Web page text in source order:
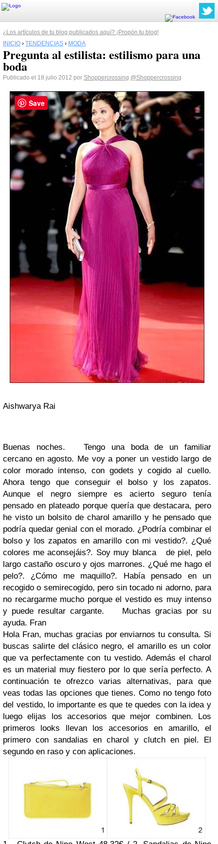
¿Los artículos de tu blog publicados aquí? ¡Propón tu blog!
INICIO › TENDENCIAS › MODA
Pregunta al estilista: estilismo para una
boda
Publicado el 18 julio 2012 por Shoppercrossing @Shoppercrossing
Aishwarya Rai
Buenas noches. Tengo una boda de un familiar
cercano en agosto. Me voy a poner un vestido largo de
color morado intenso, con godets y cogido al cuello.
Ahora tengo que conseguir el bolso y los zapatos.
Aunque el negro siempre es acierto seguro tenía
pensado en plateado porque quería que destacara, pero
he visto un bolsito de charol amarillo y he pensado que
podría quedar genial con el morado. ¿Podría combinar el
bolso y los zapatos en amarillo con mi vestido?. ¿Qué
colores me aconsejáis?. Soy muy blanca de piel, pelo
largo castaño oscuro y ojos marrones. ¿Qué me hago el
pelo?. ¿Cómo me maquillo?. Había pensado en un
recogido o semirecogido, pero sin tocado ni adorno, para
no recargarme mucho porque el vestido es muy intenso
y puede resultar cargante. Muchas gracias por su
ayuda. Fran
Hola Fran, muchas gracias por enviarnos tu consulta. Si
buscas salirte del clásico negro, el amarillo es un color
que va perfectamente con tu vestido. Además el charol
es un material muy fiestero por lo que sería perfecto. A
continuación te ofrezco varias alternativas, para que
veas todas las opciones que tienes. Como no tengo foto
del vestido, lo importante es que te quedes con la idea y
luego elijas los accesorios que mejor combinen. Los
primeros looks llevan los accesorios en amarillo, el
primero con sandalias en charol y clutch en piel. El
segundo en raso y con aplicaciones.
Save